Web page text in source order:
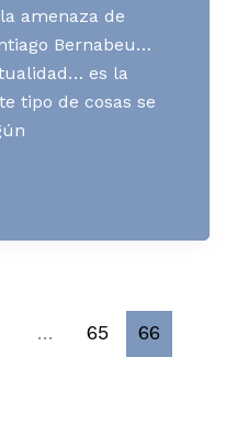
amenaza de
Bernabeu…
es la
tipo de cosas se
… 65 66